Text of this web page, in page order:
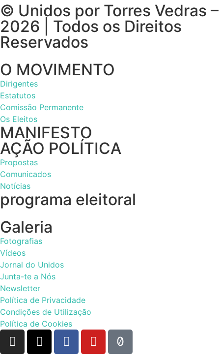
© Unidos por Torres Vedras –
2026 | Todos os Direitos
Reservados
O MOVIMENTO
Dirigentes
Estatutos
Comissão Permanente
Os Eleitos
MANIFESTO
AÇÃO POLÍTICA
Propostas
Comunicados
Notícias
programa eleitoral
Galeria
Fotografias
Vídeos
Jornal do Unidos
Junta-te a Nós
Newsletter
Política de Privacidade
Condições de Utilização
Política de Cookies